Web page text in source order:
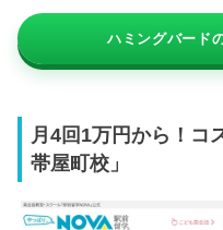
ハミングバード
月4回1万円から！コ
帯屋町校」